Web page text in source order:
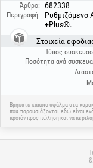
Άρθρο: 682338
Περιγραφή:
Ρυθμιζόμενο
+Plus®.
Στοιχεία
Τύπος
Ποσότητα ανά
Βρήκατε κάποιο σφάλμα στα
που παρουσιάζονται εδώ είναι
προϊόν προς πώληση και να